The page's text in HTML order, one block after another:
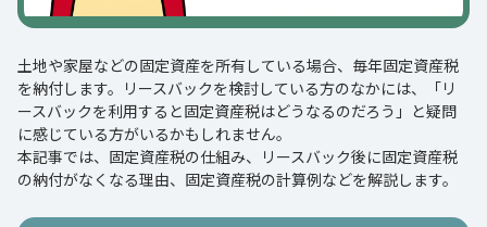
土地や家屋などの固定資産を所有している場合、毎年固定資産税
を納付します。リースバックを検討している方のなかには、「リ
ースバックを利用すると固定資産税はどうなるのだろう」と疑問
に感じている方がいるかもしれません。
本記事では、固定資産税の仕組み、リースバック後に固定資産税
の納付がなくなる理由、固定資産税の計算例などを解説します。